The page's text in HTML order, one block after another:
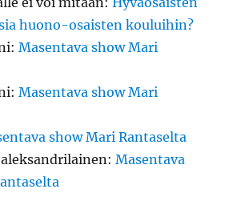
huono-osaisten kouluihin?
:Masentava show Mari
:Masentava show Mari
show Mari Rantaselta
:Masentava